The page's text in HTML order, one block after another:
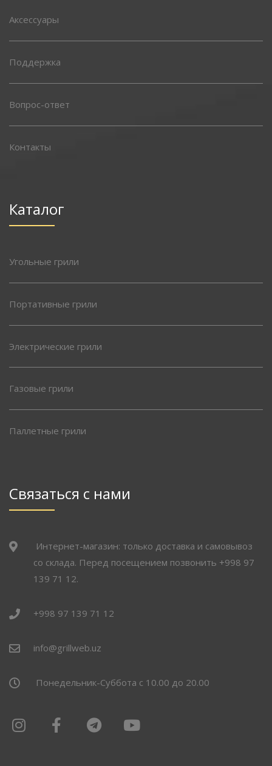
Аксессуары
Поддержка
Вопрос-ответ
Контакты
Каталог
Угольные грили
Портативные грили
Электрические грили
Газовые грили
Паллетные грили
Связаться с нами
Интернет-магазин: только доставка и самовывоз
со склада. Перед посещением позвонить +998 97
139 71 12.
+998 97 139 71 12
info@grillweb.uz
Понедельник-Суббота с 10.00 до 20.00